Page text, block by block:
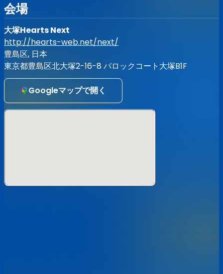
【受注期間】〜6/30 23:59
【価格】¥4,000
【サイズ】900mm x 400mm
※デザインは少々お待ちください！
※受渡は7/12、大塚Hearts Nextのみとなります
※バースデーライブ当日にお使い頂ける特典券1枚付き
※コンビニ決済は、予告なく終了となる場合がございます
発送ご希望の方はSTORESにて!!
https://stand-up-records.stores.jp
・その他、イベントスタッフの指示に従って頂けない場合、
会場
大塚Hearts Next
http://hearts-web.net/next/
豊島区, 日本
東京都豊島区北大塚2-16-8 バロックコート大塚B1F
Googleマップで開く